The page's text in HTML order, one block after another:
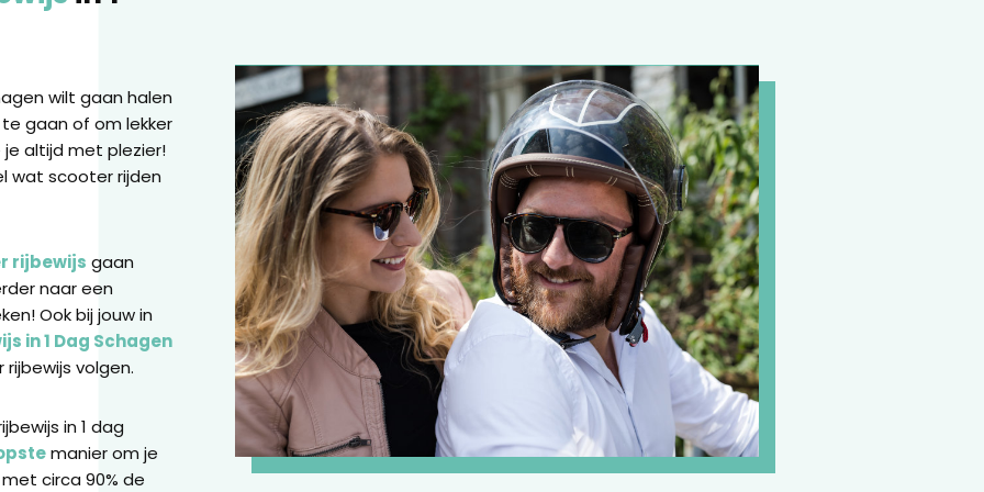
wilt gaan halen
gaan of om lekker
altijd met plezier!
wat scooter rijden
rijbewijs gaan
naar een
Ook bij jouw in
in 1 Dag Schagen
volgen.
in 1 dag
manier om je
circa 90% de